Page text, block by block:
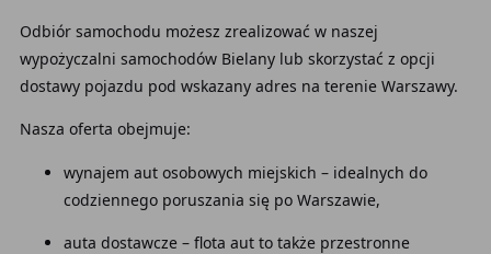
Odbiór samochodu możesz zrealizować w naszej
wypożyczalni samochodów Bielany lub skorzystać z opcji
dostawy pojazdu pod wskazany adres na terenie Warszawy.
Nasza oferta obejmuje:
wynajem aut osobowych miejskich – idealnych do
codziennego poruszania się po Warszawie,
auta dostawcze – flota aut to także przestronne